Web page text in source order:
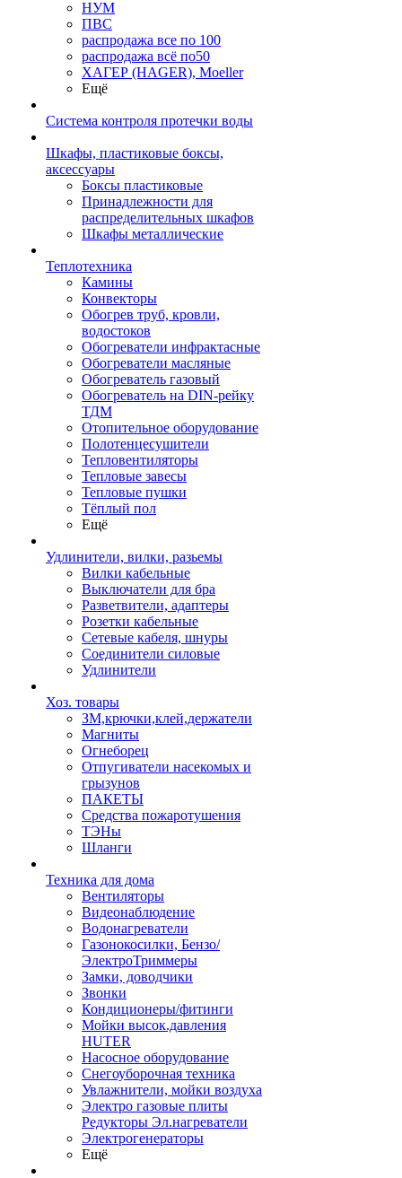
НУМ
ПВС
распродажа все по 100
распродажа всё по50
ХАГЕР (HAGER), Moeller
Ещё
Система контроля протечки воды
Шкафы, пластиковые боксы,
аксессуары
Боксы пластиковые
Принадлежности для
распределительных шкафов
Шкафы металлические
Теплотехника
Камины
Конвекторы
Обогрев труб, кровли,
водостоков
Обогреватели инфрактасные
Обогреватели масляные
Обогреватель газовый
Обогреватель на DIN-рейку
ТДМ
Отопительное оборудование
Полотенцесушители
Тепловентиляторы
Тепловые завесы
Тепловые пушки
Тёплый пол
Ещё
Удлинители, вилки, разьемы
Вилки кабельные
Выключатели для бра
Разветвители, адаптеры
Розетки кабельные
Сетевые кабеля, шнуры
Соединители силовые
Удлинители
Хоз. товары
ЗМ,крючки,клей,держатели
Магниты
Огнеборец
Отпугиватели насекомых и
грызунов
ПАКЕТЫ
Средства пожаротушения
ТЭНы
Шланги
Техника для дома
Вентиляторы
Видеонаблюдение
Водонагреватели
Газонокосилки, Бензо/
ЭлектроТриммеры
Замки, доводчики
Звонки
Кондиционеры/фитинги
Мойки высок.давления
HUTER
Насосное оборудование
Снегоуборочная техника
Увлажнители, мойки воздуха
Электро газовые плиты
Редукторы Эл.нагреватели
Электрогенераторы
Ещё